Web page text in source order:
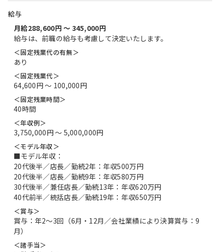
給与
月給288,600円 〜 345,000円
給与は、前職の給与も考慮して決定いたします。
＜固定残業代の有無＞
あり
＜固定残業代＞
64,600円 〜 100,000円
＜固定残業時間＞
40時間
＜年収例＞
3,750,000円 〜 5,000,000円
＜モデル年収＞
■モデル年収：
20代後半／店長／勤続2年：年収500万円
20代後半／店長／勤続9年：年収580万円
30代後半／兼任店長／勤続13年：年収620万円
40代前半／統括店長／勤続19年：年収650万円
＜賞与＞
賞与：年2～3回（6月・12月／会社業績により決算賞与：9
月）
＜諸手当＞